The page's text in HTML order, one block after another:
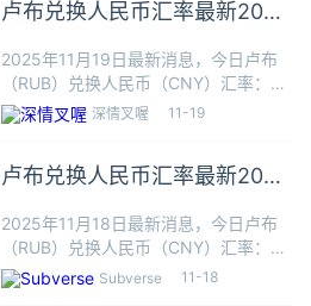
准。卢布
卢布兑换人民币汇率最新2025
2025年11月19日最新消息，今日卢布
（RUB）兑换人民币（CNY）汇率：1
卢布≈0.0875人民币，根据今日汇率1
卢布可以兑换0.0875人民币，本站数据
准。卢布
深情叉喔 11-19
卢布兑换人民币汇率最新2025
2025年11月18日最新消息，今日卢布
（RUB）兑换人民币（CNY）汇率：1
卢布≈0.0878人民币，根据今日汇率1
卢布可以兑换0.0878人民币，本站数据
Subverse 11-18